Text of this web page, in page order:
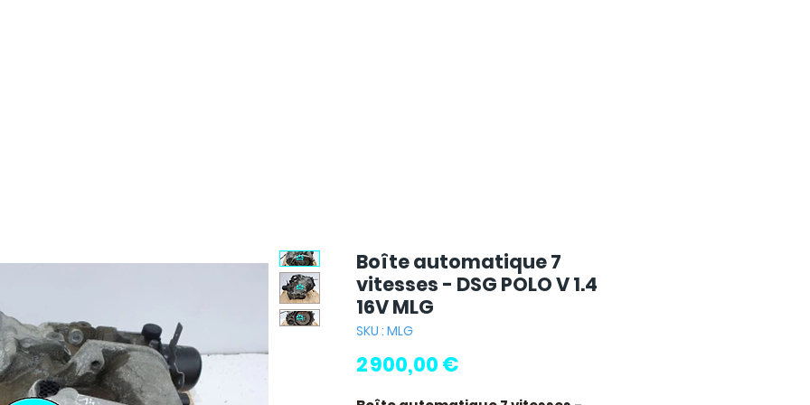
Boîte automatique 7
vitesses - DSG POLO V 1.4
16V MLG
SKU : MLG
2 900,00 €